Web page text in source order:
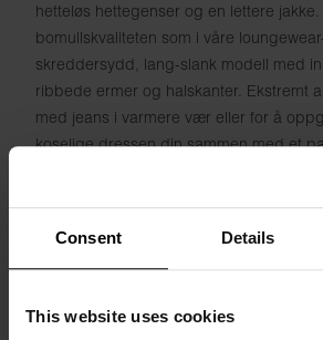
Consent Details
This website uses cookies
hetteløs hettegenser og en lettere
bomullskvaliteten som i våre
skreddersydd, lang-slank modell med
ribbede ermer og halskanter. Ekstremt
med jeans i varmere vær eller for å
koselige dressen din sammen med et
Modellen på bildet er 185 cm høy og